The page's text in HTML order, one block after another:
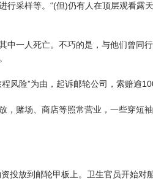
采样等。“(但)仍有人在顶层观看露
一人死亡。不巧的是，与他们曾同
险”为由，起诉邮轮公司，索赔逾
赌场、商店等照常营业，一些穿短
放到邮轮甲板上。卫生官员开始对